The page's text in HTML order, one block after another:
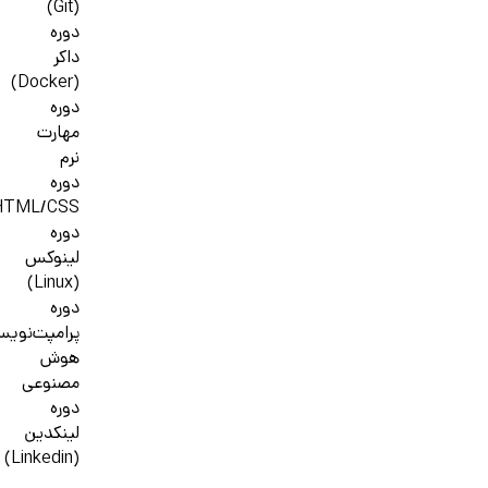
(Git)
دوره
داکر
(Docker)
دوره
مهارت
نرم
دوره
CSS
دوره
لینوکس
(Linux)
دوره
هوش
مصنوعی
دوره
لینکدین
(Linkedin)